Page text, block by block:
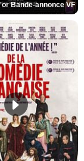
Bande-annonce VF